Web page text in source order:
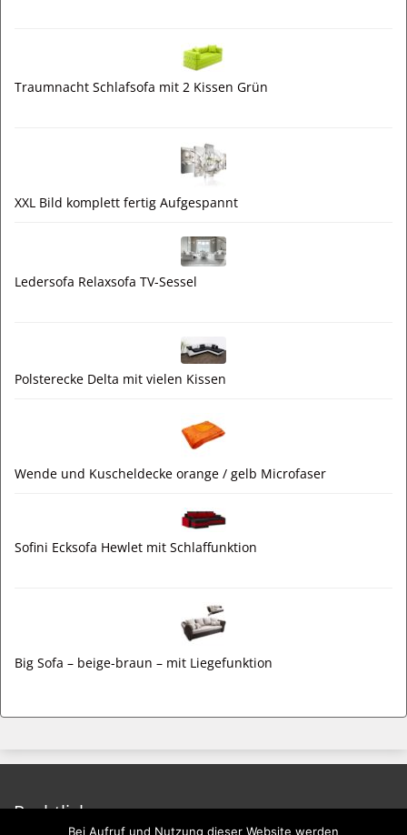
Traumnacht Schlafsofa mit 2 Kissen Grün
XXL Bild komplett fertig Aufgespannt
Ledersofa Relaxsofa TV-Sessel
Polsterecke Delta mit vielen Kissen
Wende und Kuscheldecke orange / gelb Microfaser
Sofini Ecksofa Hewlet mit Schlaffunktion
Big Sofa – beige-braun – mit Liegefunktion
Rechtliches
Bei Aufruf und Nutzung dieser Website werden